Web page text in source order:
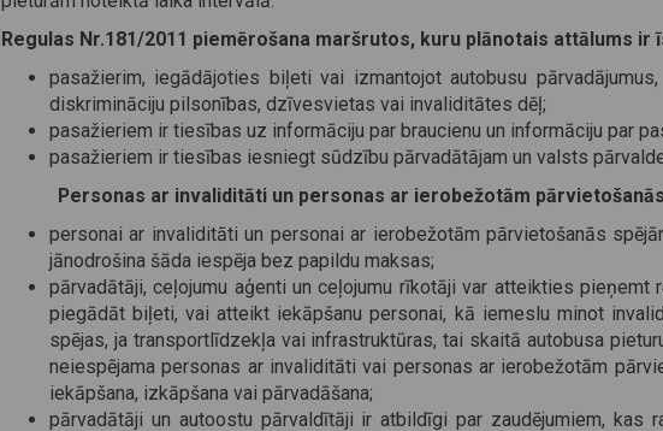
Regulas Nr.181/2011 piemērošana maršrutos, kuru plānotais attālums ir
pasažierim, iegādājoties biļeti vai izmantojot autobusu
diskrimināciju pilsonības, dzīvesvietas vai invaliditātes dēļ;
pasažieriem ir tiesības uz informāciju par braucienu un informāciju par
pasažieriem ir tiesības iesniegt sūdzību pārvadātājam un valsts
Personas ar invaliditāti un personas ar ierobežotām
personai ar invaliditāti un personai ar ierobežotām pārvietošanās
jānodrošina šāda iespēja bez papildu maksas;
pārvadātāji, ceļojumu aģenti un ceļojumu rīkotāji var atteikties
piegādāt biļeti, vai atteikt iekāpšanu personai, kā iemeslu minot
spējas, ja transportlīdzekļa vai infrastruktūras, tai skaitā autobusa
neiespējama personas ar invaliditāti vai personas ar ierobežotām
iekāpšana, izkāpšana vai pārvadāšana;
pārvadātāji un autoostu pārvaldītāji ir atbildīgi par zaudējumiem, kas